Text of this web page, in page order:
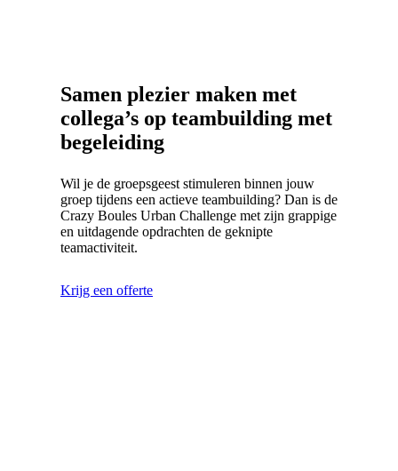
Samen plezier maken met
collega’s op teambuilding met
begeleiding
Wil je de groepsgeest stimuleren binnen jouw
groep tijdens een actieve teambuilding? Dan is de
Crazy Boules Urban Challenge met zijn grappige
en uitdagende opdrachten de geknipte
teamactiviteit.
Krijg een offerte